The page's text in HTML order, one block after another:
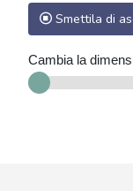
Smettila di
Cambia la